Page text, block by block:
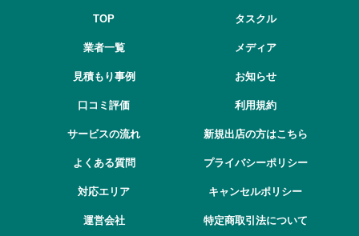
TOP
業者一覧
見積もり事例
口コミ評価
サービスの流れ
よくある質問
対応エリア
運営会社
タスクル
メディア
お知らせ
利用規約
新規出店の方はこちら
プライバシーポリシー
キャンセルポリシー
特定商取引法について